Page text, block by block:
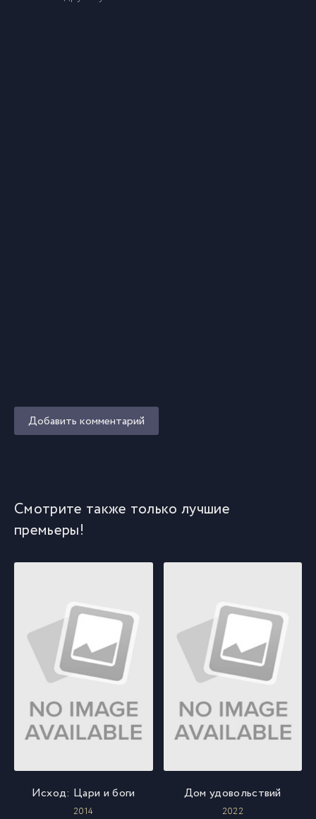
Добавить комментарий
Смотрите также только лучшие
премьеры!
Исход: Цари и боги
2014
Дом удовольствий
2022